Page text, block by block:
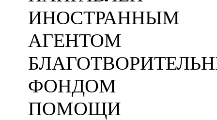
ИНОСТРАННЫМ
АГЕНТОМ
ФОНДОМ
ПОМОЩИ